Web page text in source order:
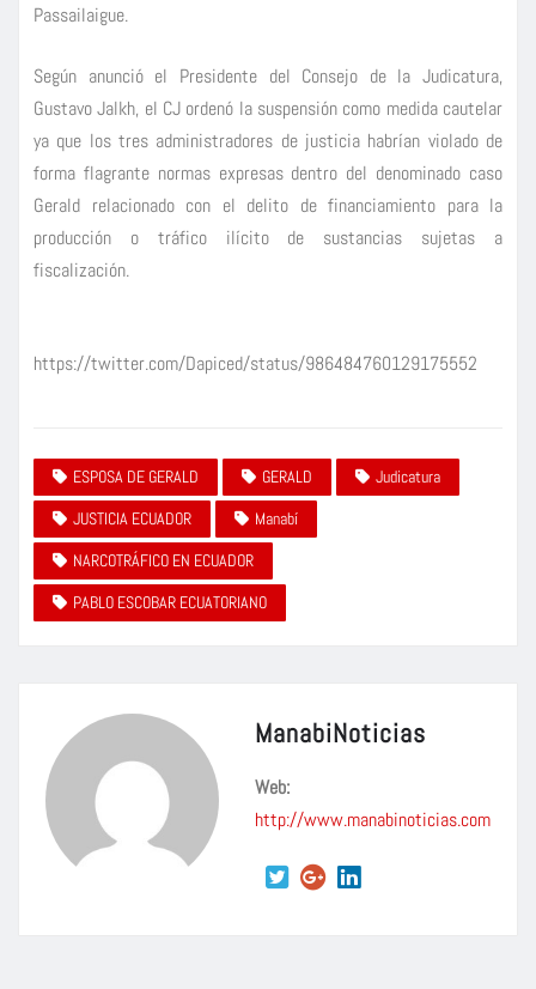
Passailaigue.
Según anunció el Presidente del Consejo de la Judicatura,
Gustavo Jalkh, el CJ ordenó la suspensión como medida cautelar
ya que los tres administradores de justicia habrían violado de
forma flagrante normas expresas dentro del denominado caso
Gerald relacionado con el delito de financiamiento para la
producción o tráfico ilícito de sustancias sujetas a
fiscalización.
https://twitter.com/Dapiced/status/986484760129175552
ESPOSA DE GERALD GERALD
Judicatura
JUSTICIA ECUADOR
Manabí
NARCOTRÁFICO EN ECUADOR
PABLO ESCOBAR ECUATORIANO
ManabiNoticias
Web:
http://www.manabinoticias.com